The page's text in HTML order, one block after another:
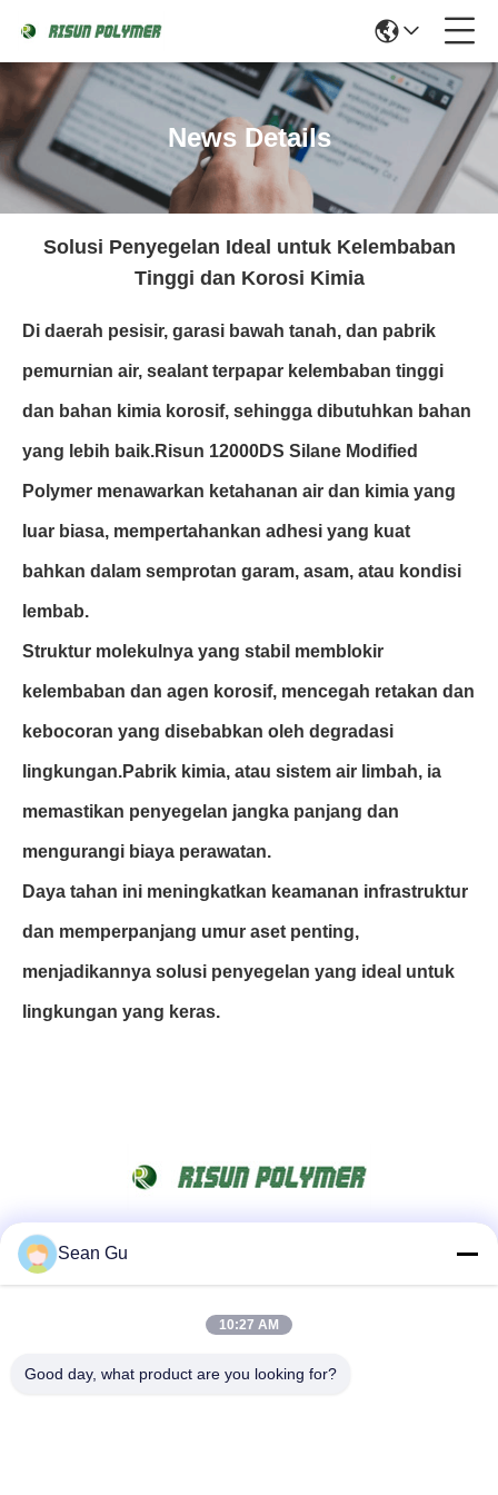
News Details
Solusi Penyegelan Ideal untuk Kelembaban
Tinggi dan Korosi Kimia
Di daerah pesisir, garasi bawah tanah, dan pabrik
pemurnian air, sealant terpapar kelembaban tinggi
dan bahan kimia korosif, sehingga dibutuhkan bahan
yang lebih baik.Risun 12000DS Silane Modified
Polymer menawarkan ketahanan air dan kimia yang
luar biasa, mempertahankan adhesi yang kuat
bahkan dalam semprotan garam, asam, atau kondisi
lembab.
Struktur molekulnya yang stabil memblokir
kelembaban dan agen korosif, mencegah retakan dan
kebocoran yang disebabkan oleh degradasi
lingkungan.Pabrik kimia, atau sistem air limbah, ia
memastikan penyegelan jangka panjang dan
mengurangi biaya perawatan.
Daya tahan ini meningkatkan keamanan infrastruktur
dan memperpanjang umur aset penting,
menjadikannya solusi penyegelan yang ideal untuk
lingkungan yang keras.
Kontak Cepat
Sean Gu
10:27 AM
Good day, what product are you looking for?